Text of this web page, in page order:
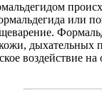
или
дыхательных
воздействие